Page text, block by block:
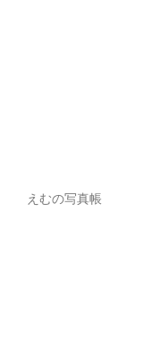
えむの写真帳